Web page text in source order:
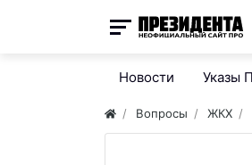
Новости Указы
Вопросы ЖКХ